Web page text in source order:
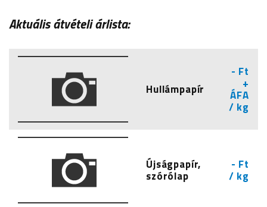
Aktuális átvételi árlista:
Hullámpapír
- Ft
+
ÁFA
/ kg
Újságpapír,
szórólap
- Ft
/ kg